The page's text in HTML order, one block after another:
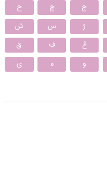
ج چ
ح
ژ س
ش
غ ف
ق
و ه ی